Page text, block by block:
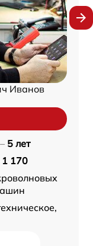
Иванов
5 лет
1 170